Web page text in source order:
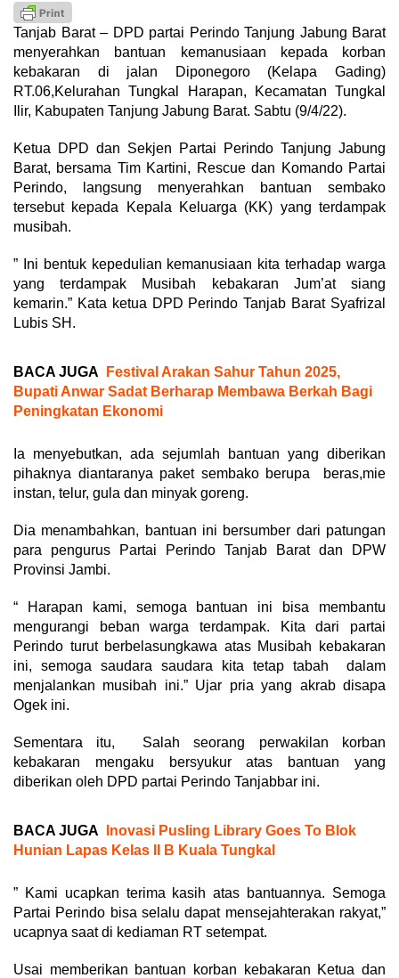
Tanjab Barat – DPD partai Perindo Tanjung Jabung Barat
menyerahkan bantuan kemanusiaan kepada korban
kebakaran di jalan Diponegoro (Kelapa Gading)
RT.06,Kelurahan Tungkal Harapan, Kecamatan Tungkal
Ilir, Kabupaten Tanjung Jabung Barat. Sabtu (9/4/22).
Ketua DPD dan Sekjen Partai Perindo Tanjung Jabung
Barat, bersama Tim Kartini, Rescue dan Komando Partai
Perindo, langsung menyerahkan bantuan sembako
tersebut kepada Kepala Keluarga (KK) yang terdampak
musibah.
” Ini bentuk kepedulian kemanusiaan kita terhadap warga
yang terdampak Musibah kebakaran Jum’at siang
kemarin.” Kata ketua DPD Perindo Tanjab Barat Syafrizal
Lubis SH.
BACA JUGA
Festival Arakan Sahur Tahun 2025,
Bupati Anwar Sadat Berharap Membawa Berkah Bagi
Peningkatan Ekonomi
Ia menyebutkan, ada sejumlah bantuan yang diberikan
pihaknya diantaranya paket sembako berupa beras,mie
instan, telur, gula dan minyak goreng.
Dia menambahkan, bantuan ini bersumber dari patungan
para pengurus Partai Perindo Tanjab Barat dan DPW
Provinsi Jambi.
“ Harapan kami, semoga bantuan ini bisa membantu
mengurangi beban warga terdampak. Kita dari partai
Perindo turut berbelasungkawa atas Musibah kebakaran
ini, semoga saudara saudara kita tetap tabah dalam
menjalankan musibah ini.” Ujar pria yang akrab disapa
Ogek ini.
Sementara itu, Salah seorang perwakilan korban
kebakaran mengaku bersyukur atas bantuan yang
diberikan oleh DPD partai Perindo Tanjabbar ini.
BACA JUGA
Inovasi Pusling Library Goes To Blok
Hunian Lapas Kelas II B Kuala Tungkal
” Kami ucapkan terima kasih atas bantuannya. Semoga
Partai Perindo bisa selalu dapat mensejahterakan rakyat,”
ucapnya saat di kediaman RT setempat.
Usai memberikan bantuan korban kebakaran Ketua dan